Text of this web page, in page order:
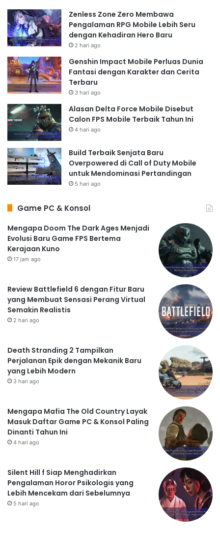
Zenless Zone Zero Membawa
Pengalaman RPG Mobile Lebih Seru
dengan Kehadiran Hero Baru
2 hari ago
Genshin Impact Mobile Perluas Dunia
Fantasi dengan Karakter dan Cerita
Terbaru
3 hari ago
Alasan Delta Force Mobile Disebut
Calon FPS Mobile Terbaik Tahun Ini
4 hari ago
Build Terbaik Senjata Baru
Overpowered di Call of Duty Mobile
untuk Mendominasi Pertandingan
5 hari ago
Game PC & Konsol
Mengapa Doom The Dark Ages Menjadi
Evolusi Baru Game FPS Bertema
Kerajaan Kuno
17 jam ago
Review Battlefield 6 dengan Fitur Baru
yang Membuat Sensasi Perang Virtual
Semakin Realistis
2 hari ago
Death Stranding 2 Tampilkan
Perjalanan Epik dengan Mekanik Baru
yang Lebih Modern
3 hari ago
Mengapa Mafia The Old Country Layak
Masuk Daftar Game PC & Konsol Paling
Dinanti Tahun Ini
4 hari ago
Silent Hill f Siap Menghadirkan
Pengalaman Horor Psikologis yang
Lebih Mencekam dari Sebelumnya
5 hari ago